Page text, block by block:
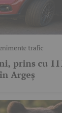
trafic
prins cu
Argeș